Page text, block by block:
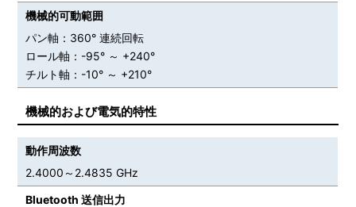
機械的可動範囲
パン軸：360° 連続回転
ロール軸：-95° ～ +240°
チルト軸：-10° ～ +210°
機械的および電気的特性
動作周波数
2.4000～2.4835 GHz
Bluetooth 送信出力